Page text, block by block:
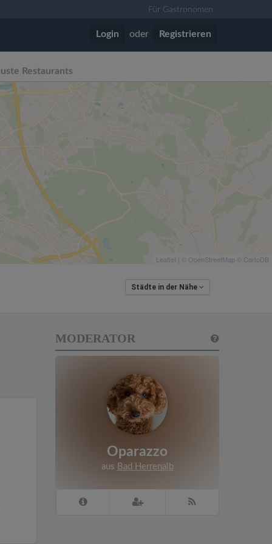
Für Gastronomen
Login oder Registrieren
Restaurants
Leaflet | © OpenStreetMap © CartoDB
Städte in der Nähe
MODERATOR
Oparazzo
aus Bad Herrenalb